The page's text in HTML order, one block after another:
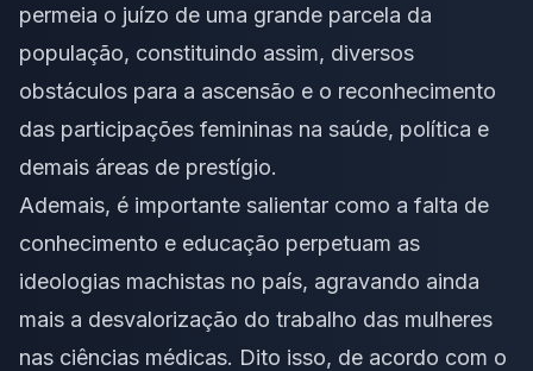
permeia o juízo de uma grande parcela da
população, constituindo assim, diversos
obstáculos para a ascensão e o reconhecimento
das participações femininas na saúde, política e
demais áreas de prestígio.
Ademais, é importante salientar como a falta de
conhecimento e educação perpetuam as
ideologias machistas no país, agravando ainda
mais a desvalorização do trabalho das mulheres
nas ciências médicas. Dito isso, de acordo com o